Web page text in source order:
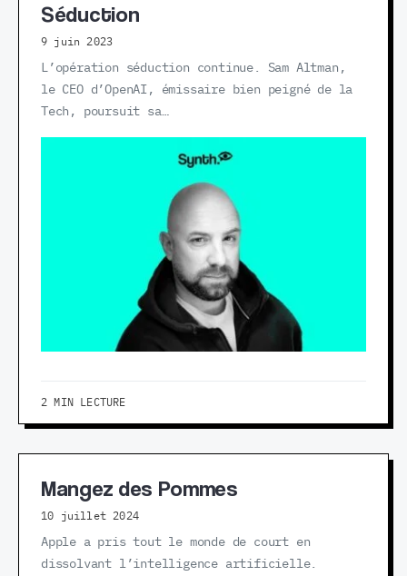
Séduction
9 juin 2023
L’opération séduction continue. Sam Altman,
le CEO d’OpenAI, émissaire bien peigné de la
Tech, poursuit sa…
2 MIN LECTURE
Mangez des Pommes
10 juillet 2024
Apple a pris tout le monde de court en
dissolvant l’intelligence artificielle.